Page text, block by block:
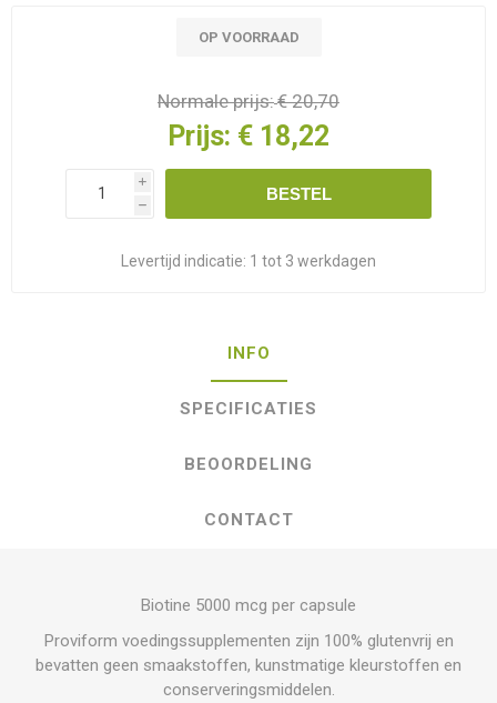
OP VOORRAAD
Normale prijs:€ 20,70
Prijs: € 18,22
i
h
BESTEL
Levertijd indicatie: 1 tot 3 werkdagen
INFO
SPECIFICATIES
BEOORDELING
CONTACT
Biotine 5000 mcg per capsule
Proviform voedingssupplementen zijn 100% glutenvrij en
bevatten geen smaakstoffen, kunstmatige kleurstoffen en
conserveringsmiddelen.